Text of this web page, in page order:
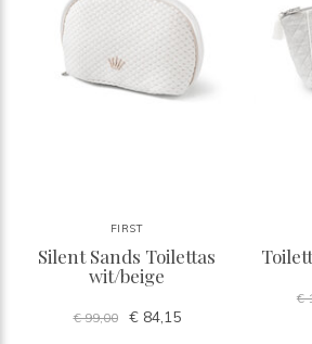
FIRST
Silent Sands Toilettas
wit/beige
€ 99,00 € 84,15
€